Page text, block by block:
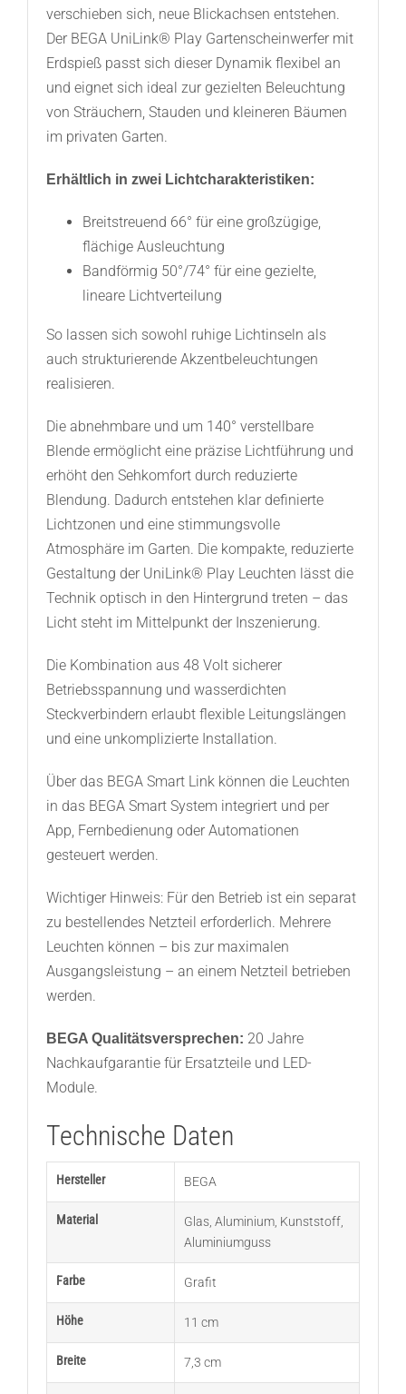
verschieben sich, neue Blickachsen entstehen.
Der BEGA UniLink® Play Gartenscheinwerfer mit
Erdspieß passt sich dieser Dynamik flexibel an
und eignet sich ideal zur gezielten Beleuchtung
von Sträuchern, Stauden und kleineren Bäumen
im privaten Garten.
Erhältlich in zwei Lichtcharakteristiken:
Breitstreuend 66° für eine großzügige,
flächige Ausleuchtung
Bandförmig 50°/74° für eine gezielte,
lineare Lichtverteilung
So lassen sich sowohl ruhige Lichtinseln als
auch strukturierende Akzentbeleuchtungen
realisieren.
Die abnehmbare und um 140° verstellbare
Blende ermöglicht eine präzise Lichtführung und
erhöht den Sehkomfort durch reduzierte
Blendung. Dadurch entstehen klar definierte
Lichtzonen und eine stimmungsvolle
Atmosphäre im Garten. Die kompakte, reduzierte
Gestaltung der UniLink® Play Leuchten lässt die
Technik optisch in den Hintergrund treten – das
Licht steht im Mittelpunkt der Inszenierung.
Die Kombination aus 48 Volt sicherer
Betriebsspannung und wasserdichten
Steckverbindern erlaubt flexible Leitungslängen
und eine unkomplizierte Installation.
Über das BEGA Smart Link können die Leuchten
in das BEGA Smart System integriert und per
App, Fernbedienung oder Automationen
gesteuert werden.
Wichtiger Hinweis: Für den Betrieb ist ein separat
zu bestellendes Netzteil erforderlich. Mehrere
Leuchten können – bis zur maximalen
Ausgangsleistung – an einem Netzteil betrieben
werden.
BEGA Qualitätsversprechen: 20 Jahre
Nachkaufgarantie für Ersatzteile und LED-
Module.
Technische Daten
Hersteller BEGA
Material Glas, Aluminium, Kunststoff,
Aluminiumguss
Farbe Grafit
Höhe 11 cm
Breite 7,3 cm